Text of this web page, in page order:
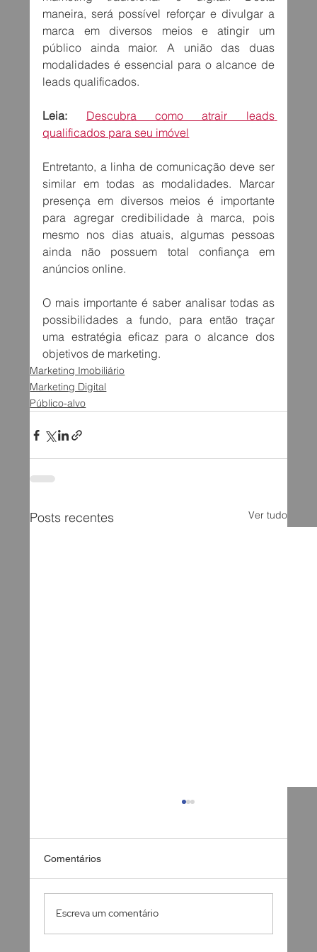
maneira, será possível reforçar e divulgar a
marca em diversos meios e atingir um
público ainda maior. A união das duas
modalidades é essencial para o alcance de
leads qualificados.
Leia:
Descubra como atrair leads
qualificados para seu imóvel
Entretanto, a linha de comunicação deve ser
similar em todas as modalidades. Marcar
presença em diversos meios é importante
para agregar credibilidade à marca, pois
mesmo nos dias atuais, algumas pessoas
ainda não possuem total confiança em
anúncios online.
O mais importante é saber analisar todas as
possibilidades a fundo, para então traçar
uma estratégia eficaz para o alcance dos
objetivos de marketing.
Marketing Imobiliário
Marketing Digital
Público-alvo
Posts recentes Ver tudo
Comentários
Escreva um comentário